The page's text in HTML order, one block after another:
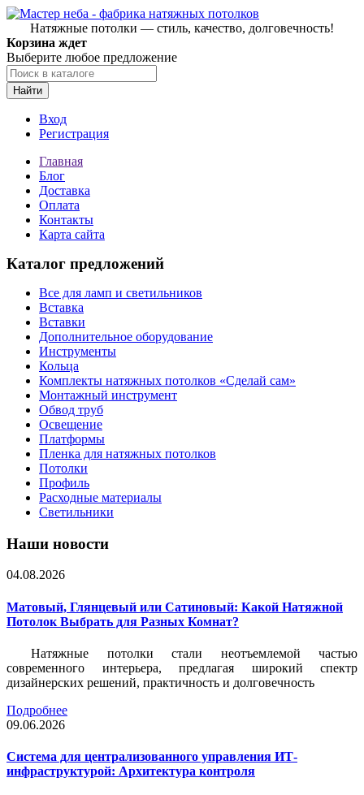
Натяжные потолки — стиль, качество, долговечность!
Корзина ждет
Выберите любое предложение
Найти
Вход
Регистрация
Главная
Блог
Доставка
Оплата
Контакты
Карта сайта
Каталог предложений
Все для ламп и светильников
Вставка
Вставки
Дополнительное оборудование
Инструменты
Кольца
Комплекты натяжных потолков «Сделай сам»
Монтажный инструмент
Обвод труб
Освещение
Платформы
Пленка для натяжных потолков
Потолки
Профиль
Расходные материалы
Светильники
Наши новости
04.08.2026
Матовый, Глянцевый или Сатиновый: Какой Натяжной
Потолок Выбрать для Разных Комнат?
Натяжные потолки стали неотъемлемой частью
современного интерьера, предлагая широкий спектр
дизайнерских решений, практичность и долговечность
Подробнее
09.06.2026
Система для централизованного управления ИТ-
инфраструктурой: Архитектура контроля